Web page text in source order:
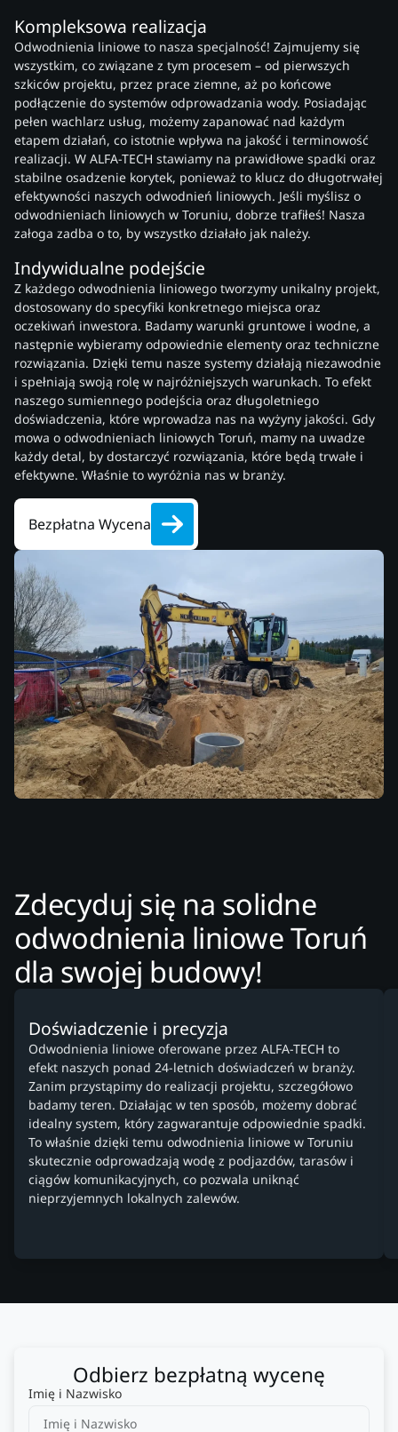
Kompleksowa realizacja
Odwodnienia liniowe to nasza specjalność! Zajmujemy się
wszystkim, co związane z tym procesem – od pierwszych
szkiców projektu, przez prace ziemne, aż po końcowe
podłączenie do systemów odprowadzania wody. Posiadając
pełen wachlarz usług, możemy zapanować nad każdym
etapem działań, co istotnie wpływa na jakość i terminowość
realizacji. W ALFA-TECH stawiamy na prawidłowe spadki oraz
stabilne osadzenie korytek, ponieważ to klucz do długotrwałej
efektywności naszych odwodnień liniowych. Jeśli myślisz o
odwodnieniach liniowych w Toruniu, dobrze trafiłeś! Nasza
załoga zadba o to, by wszystko działało jak należy.
Indywidualne podejście
Z każdego odwodnienia liniowego tworzymy unikalny projekt,
dostosowany do specyfiki konkretnego miejsca oraz
oczekiwań inwestora. Badamy warunki gruntowe i wodne, a
następnie wybieramy odpowiednie elementy oraz techniczne
rozwiązania. Dzięki temu nasze systemy działają niezawodnie
i spełniają swoją rolę w najróżniejszych warunkach. To efekt
naszego sumiennego podejścia oraz długoletniego
doświadczenia, które wprowadza nas na wyżyny jakości. Gdy
mowa o odwodnieniach liniowych Toruń, mamy na uwadze
każdy detal, by dostarczyć rozwiązania, które będą trwałe i
efektywne. Właśnie to wyróżnia nas w branży.
Bezpłatna Wycena
Zdecyduj się na solidne
odwodnienia liniowe Toruń
dla swojej budowy!
Doświadczenie i precyzja
Odwodnienia liniowe oferowane przez ALFA-TECH to
efekt naszych ponad 24-letnich doświadczeń w branży.
Zanim przystąpimy do realizacji projektu, szczegółowo
badamy teren. Działając w ten sposób, możemy dobrać
idealny system, który zagwarantuje odpowiednie spadki.
To właśnie dzięki temu odwodnienia liniowe w Toruniu
skutecznie odprowadzają wodę z podjazdów, tarasów i
ciągów komunikacyjnych, co pozwala uniknąć
nieprzyjemnych lokalnych zalewów.
Odbierz bezpłatną wycenę
Imię i Nazwisko